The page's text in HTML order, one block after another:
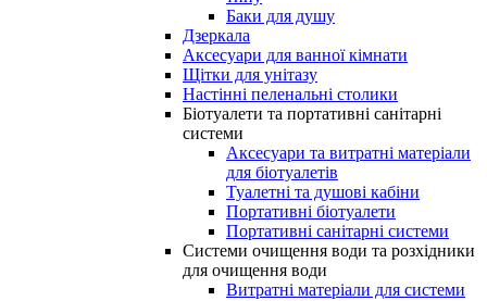
Баки для душу
Дзеркала
Аксесуари для ванної кімнати
Щітки для унітазу
Настінні пеленальні столики
Біотуалети та портативні санітарні
системи
Аксесуари та витратні матеріали
для біотуалетів
Туалетні та душові кабіни
Портативні біотуалети
Портативні санітарні системи
Системи очищення води та розхідники
для очищення води
Витратні матеріали для системи